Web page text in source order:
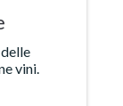
vini.